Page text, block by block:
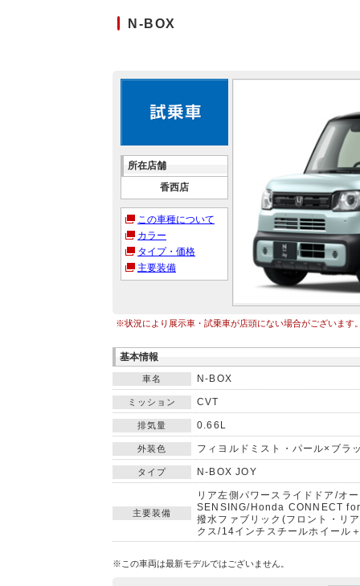
N-BOX
所在店舗
香西店
この車種について
カラー
タイプ・価格
主要装備
※状況により展示車・試乗車が店頭にない場合がございます
基本情報
車名 N-BOX
ミッション CVT
排気量 0.66L
外装色 フィヨルドミスト・パール×ブラ
タイプ N-BOX JOY
主要装備
リア左側パワースライドドア/オ
SENSING/Honda CONNECT
撥水ファブリック(フロント・リ
クス/14インチスチールホイール
※この車両は最新モデルではございません。